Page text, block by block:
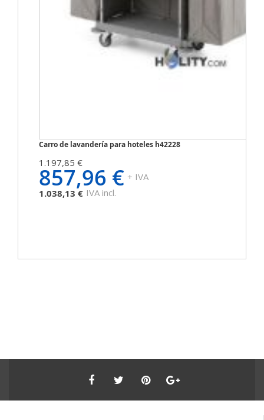
Carro de lavandería para hoteles h42228
1.197,85 €
857,96 € + IVA
1.038,13 € IVA incl.